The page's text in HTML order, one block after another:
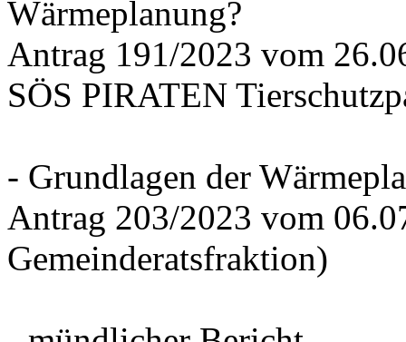
Wärmeplanung?
Antrag 191/2023 vom
SÖS PIRATEN
- Grundlagen der
Antrag 203/2023 vom
Gemeinderatsfraktion)